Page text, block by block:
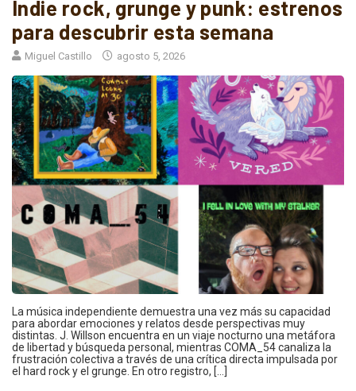
Indie rock, grunge y punk: estrenos
para descubrir esta semana
Miguel Castillo agosto 5, 2026
La música independiente demuestra una vez más su capacidad
para abordar emociones y relatos desde perspectivas muy
distintas. J. Willson encuentra en un viaje nocturno una metáfora
de libertad y búsqueda personal, mientras COMA_54 canaliza la
frustración colectiva a través de una crítica directa impulsada por
el hard rock y el grunge. En otro registro, […]